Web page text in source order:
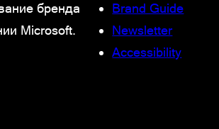
бренда
Microsoft.
Brand Guide
Newsletter
Accessibility